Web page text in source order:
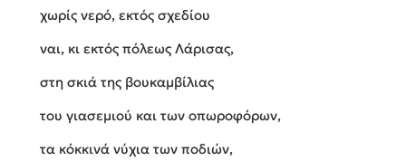
χωρίς νερό, εκτός σχεδίου
ναι, κι εκτός πόλεως Λάρισας,
στη σκιά της βουκαμβίλιας
του γιασεμιού και των οπωροφόρων,
τα κόκκινά νύχια των ποδιών,